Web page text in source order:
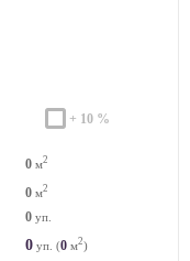
+ 10 %
0 м2
0 м2
0 уп.
0 уп. (0 м2)